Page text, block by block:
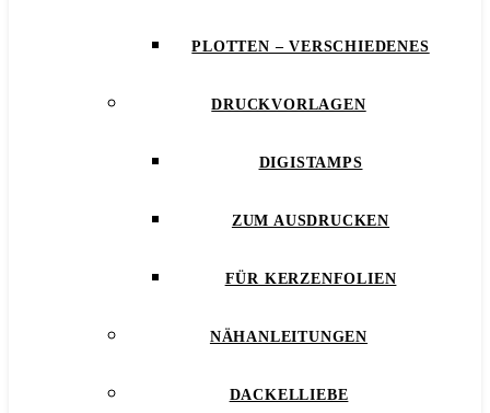
PLOTTEN – VERSCHIEDENES
DRUCKVORLAGEN
DIGISTAMPS
ZUM AUSDRUCKEN
FÜR KERZENFOLIEN
NÄHANLEITUNGEN
DACKELLIEBE